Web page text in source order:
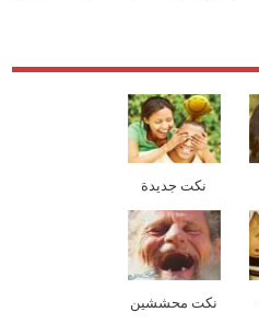
نكت جديدة
نكت محششين